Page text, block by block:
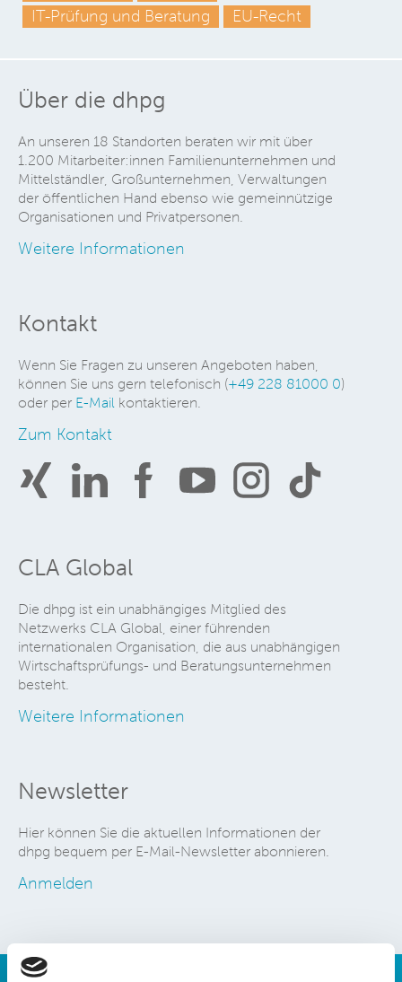
IT-Prüfung und Beratung
EU-Recht
Über die dhpg
An unseren 18 Standorten beraten wir mit über
1.200 Mitarbeiter:innen Familienunternehmen und
Mittelständler, Großunternehmen, Verwaltungen
der öffentlichen Hand ebenso wie gemeinnützige
Organisationen und Privatpersonen.
Weitere Informationen
Kontakt
Wenn Sie Fragen zu unseren Angeboten haben,
können Sie uns gern telefonisch (+49 228 81000 0)
oder per E-Mail kontaktieren.
Zum Kontakt
CLA Global
Die dhpg ist ein unabhängiges Mitglied des
Netzwerks CLA Global, einer führenden
internationalen Organisation, die aus unabhängigen
Wirtschaftsprüfungs- und Beratungsunternehmen
besteht.
Weitere Informationen
Newsletter
Hier können Sie die aktuellen Informationen der
dhpg bequem per E-Mail-Newsletter abonnieren.
Anmelden